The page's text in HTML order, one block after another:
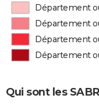
Département
Département
Département
Département
Qui sont les